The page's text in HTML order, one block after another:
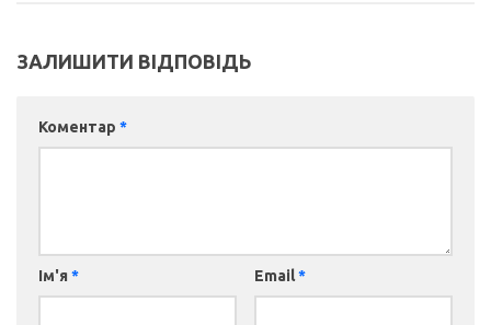
ЗАЛИШИТИ ВІДПОВІДЬ
Коментар *
Ім'я * Email*